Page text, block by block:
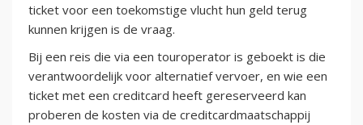
ticket voor een toekomstige vlucht hun geld terug
kunnen krijgen is de vraag.
Bij een reis die via een touroperator is geboekt is die
verantwoordelijk voor alternatief vervoer, en wie een
ticket met een creditcard heeft gereserveerd kan
proberen de kosten via de creditcardmaatschappij